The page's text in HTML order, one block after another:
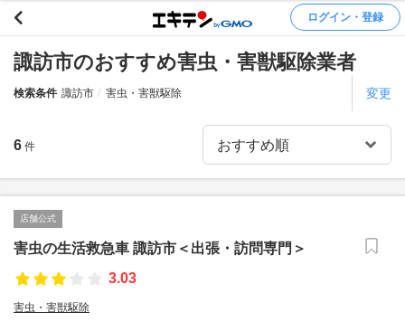
ログイン・登録
諏訪市のおすすめ害虫・害獣駆除業者
検索条件 諏訪市 害虫・害獣駆除 変更
6 件
店舗公式
害虫の生活救急車 諏訪市＜出張・訪問専門＞
3.03
害虫・害獣駆除